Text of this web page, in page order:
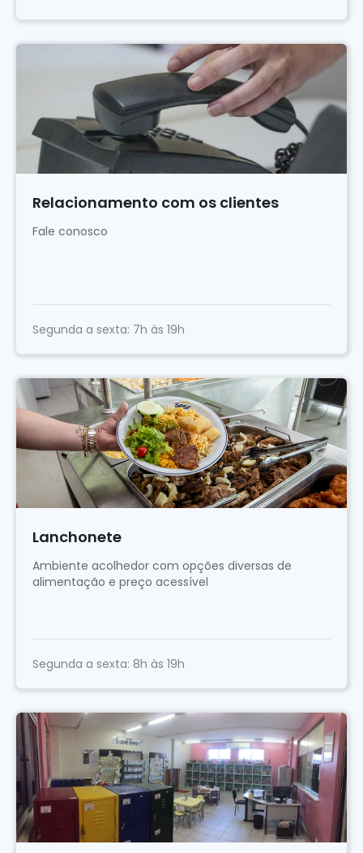
Relacionamento com os clientes
Fale conosco
Segunda a sexta: 7h às 19h
Lanchonete
Ambiente acolhedor com opções diversas de
alimentação e preço acessível
Segunda a sexta: 8h às 19h